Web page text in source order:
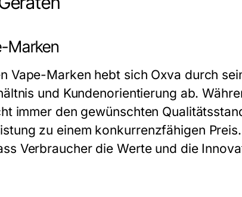
Marken
Vape-Marken hebt sich Oxva durch
und Kundenorientierung ab.
immer den gewünschten
zu einem konkurrenzfähigen
Verbraucher die Werte und die